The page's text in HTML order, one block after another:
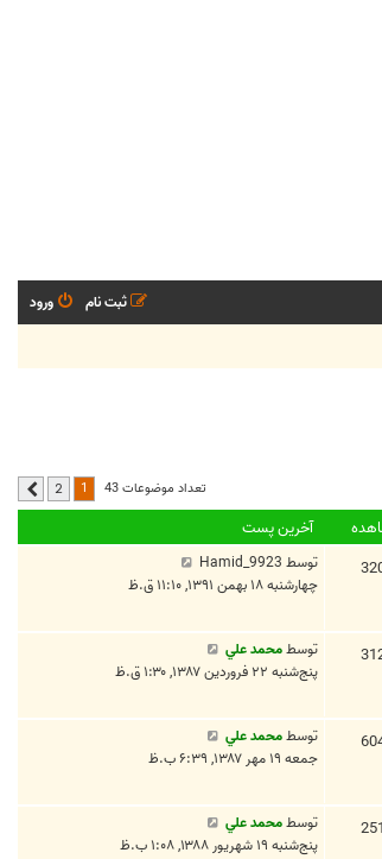
ورود
ثبت نام
تعداد موضوعات 43 1
2 بعدی
آخرین پست
توسط Hamid_9923
چهارشنبه ۱۸ بهمن ۱۳۹۱, ۱۱:۱۰ ق.ظ
توسطمحمد علي
پنج‌شنبه ۲۲ فروردین ۱۳۸۷, ۱:۳۰ ق.ظ
توسطمحمد علي
جمعه ۱۹ مهر ۱۳۸۷, ۶:۳۹ ب.ظ
توسطمحمد علي
پنج‌شنبه ۱۹ شهریور ۱۳۸۸, ۱:۰۸ ب.ظ